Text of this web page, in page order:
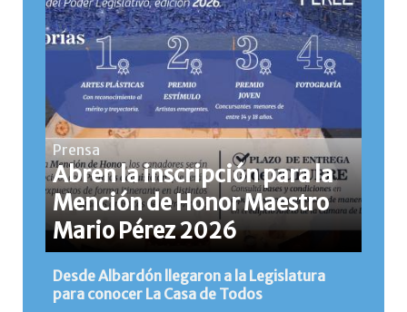
Prensa
Abren la inscripción para la
Mención de Honor Maestro
Mario Pérez 2026
Desde Albardón llegaron a la Legislatura
para conocer La Casa de Todos